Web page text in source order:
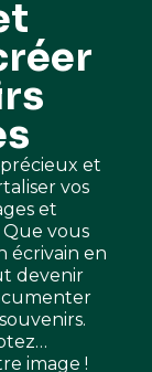
et
vos
et
vous
écrivain en
devenir
image !